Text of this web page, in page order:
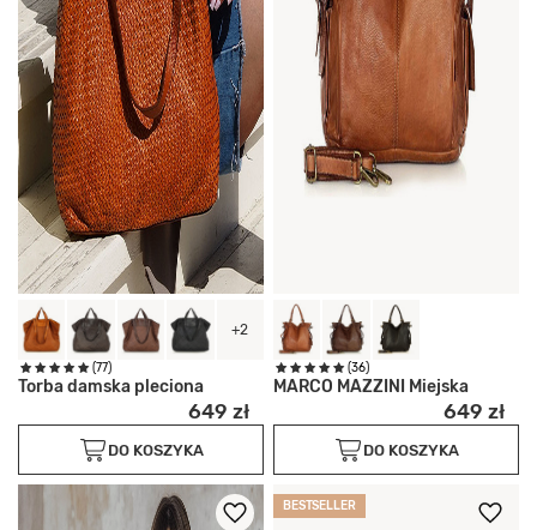
+2
(77)
Torba damska pleciona
649 zł
DO KOSZYKA
(36)
MARCO MAZZINI Miejska
649 zł
DO KOSZYKA
BESTSELLER